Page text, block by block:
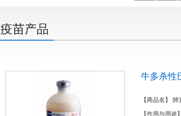
疫苗产品
牛多杀性
【商品名】 肺
【作用与用途